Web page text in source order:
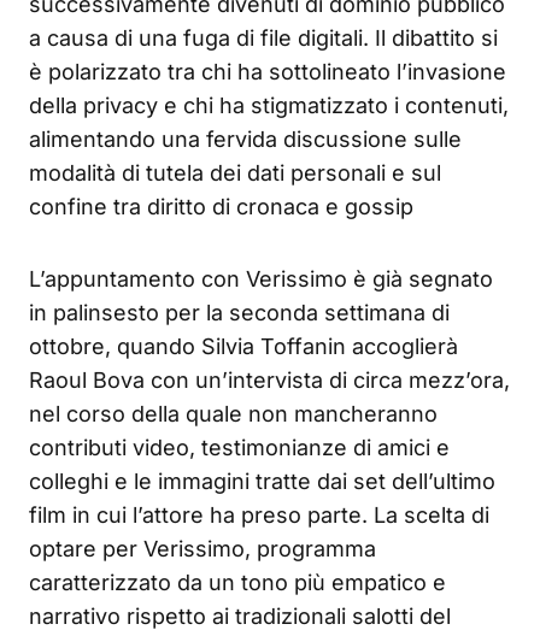
a causa di una fuga di file digitali. Il dibattito si
è polarizzato tra chi ha sottolineato l’invasione
della privacy e chi ha stigmatizzato i contenuti,
alimentando una fervida discussione sulle
modalità di tutela dei dati personali e sul
confine tra diritto di cronaca e gossip
L’appuntamento con Verissimo è già segnato
in palinsesto per la seconda settimana di
ottobre, quando Silvia Toffanin accoglierà
Raoul Bova con un’intervista di circa mezz’ora,
nel corso della quale non mancheranno
contributi video, testimonianze di amici e
colleghi e le immagini tratte dai set dell’ultimo
film in cui l’attore ha preso parte. La scelta di
optare per Verissimo, programma
caratterizzato da un tono più empatico e
narrativo rispetto ai tradizionali salotti del